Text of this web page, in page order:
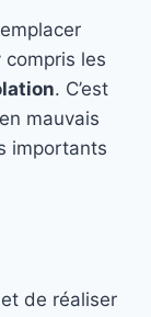
compris les
. C’est
mauvais
importants
de réaliser